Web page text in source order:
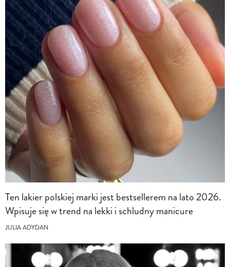
Ten lakier polskiej marki jest bestsellerem na lato 2026.
Wpisuje się w trend na lekki i schludny manicure
JULIA ADYDAN